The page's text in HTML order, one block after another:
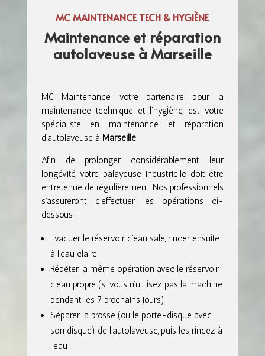
MC MAINTENANCE TECH & HYGIÈNE
Maintenance et réparation
autolaveuse à Marseille
MC Maintenance, votre partenaire pour la
maintenance technique et l’hygiène, est votre
spécialiste en maintenance et réparation
d’autolaveuse à Marseille.
Afin de prolonger considérablement leur
longévité, votre balayeuse industrielle doit être
entretenue de régulièrement. Nos professionnels
s’assureront d’effectuer les opérations ci-
dessous :
Evacuer le réservoir d’eau sale, rincer ensuite
à l’eau claire.
Répéter la même opération avec le réservoir
d’eau propre (si vous n’utilisez pas la machine
pendant les 7 prochains jours)
Séparer la brosse (ou le porte-disque avec
son disque) de l’autolaveuse, puis les rincez à
l’eau